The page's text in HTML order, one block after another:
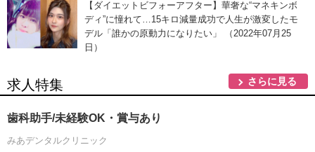
【ダイエットビフォーアフター】華奢な“マネキンボ
ディ”に憧れて…15キロ減量成功で人生が激変したモ
デル「誰かの原動力になりたい」 （2022年07月25
日）
求人特集 さらに見る
歯科助手/未経験OK・賞与あり
みあデンタルクリニック